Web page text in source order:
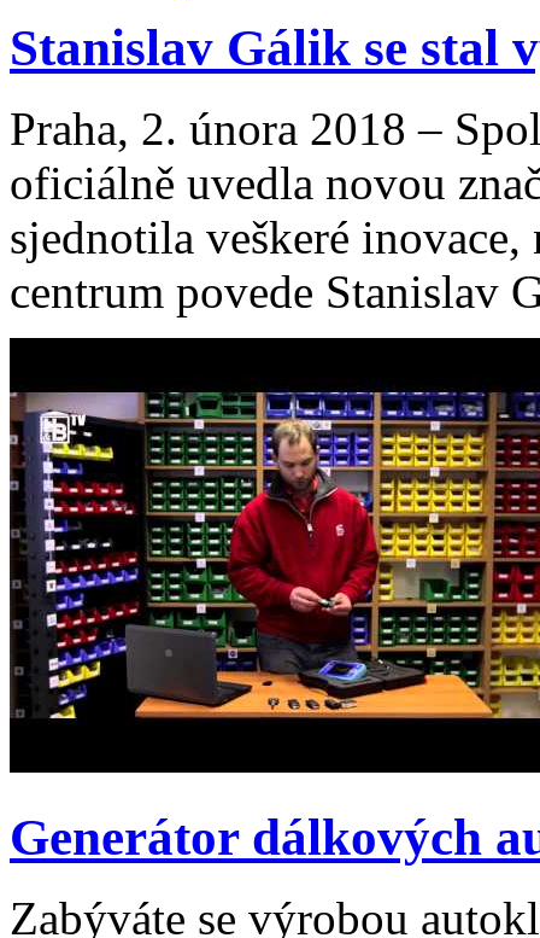
Stanislav Gálik se stal
Praha, 2. února 2018 –
oficiálně uvedla novou
sjednotila veškeré
centrum povede Stanislav
Generátor dálkových
Zabýváte se výrobou